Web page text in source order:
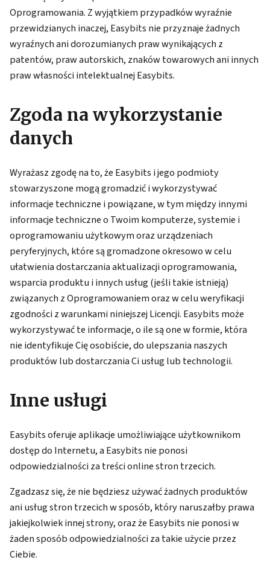
Oprogramowania. Z wyjątkiem przypadków wyraźnie
przewidzianych inaczej, Easybits nie przyznaje żadnych
wyraźnych ani dorozumianych praw wynikających z
patentów, praw autorskich, znaków towarowych ani innych
praw własności intelektualnej Easybits.
Zgoda na wykorzystanie
danych
Wyrażasz zgodę na to, że Easybits i jego podmioty
stowarzyszone mogą gromadzić i wykorzystywać
informacje techniczne i powiązane, w tym między innymi
informacje techniczne o Twoim komputerze, systemie i
oprogramowaniu użytkowym oraz urządzeniach
peryferyjnych, które są gromadzone okresowo w celu
ułatwienia dostarczania aktualizacji oprogramowania,
wsparcia produktu i innych usług (jeśli takie istnieją)
związanych z Oprogramowaniem oraz w celu weryfikacji
zgodności z warunkami niniejszej Licencji. Easybits może
wykorzystywać te informacje, o ile są one w formie, która
nie identyfikuje Cię osobiście, do ulepszania naszych
produktów lub dostarczania Ci usług lub technologii.
Inne usługi
Easybits oferuje aplikacje umożliwiające użytkownikom
dostęp do Internetu, a Easybits nie ponosi
odpowiedzialności za treści online stron trzecich.
Zgadzasz się, że nie będziesz używać żadnych produktów
ani usług stron trzecich w sposób, który naruszałby prawa
jakiejkolwiek innej strony, oraz że Easybits nie ponosi w
żaden sposób odpowiedzialności za takie użycie przez
Ciebie.